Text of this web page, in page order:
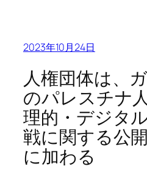
2023年10月24日
人権団体は、
のパレスチナ
理的・デジタ
戦に関する公
に加わる